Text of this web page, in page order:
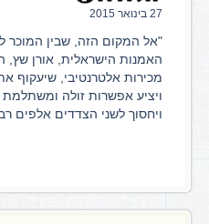
27 בינואר 2015
"אל המקום הזה, שבין המוכר
האמנות הישראלית, אורן שץ,
מכירות אלטרנטיבי, שיעקוף
ויציע אפשרות זולה ומשתלמת
ויחסוך לשני הצדדים אלפים